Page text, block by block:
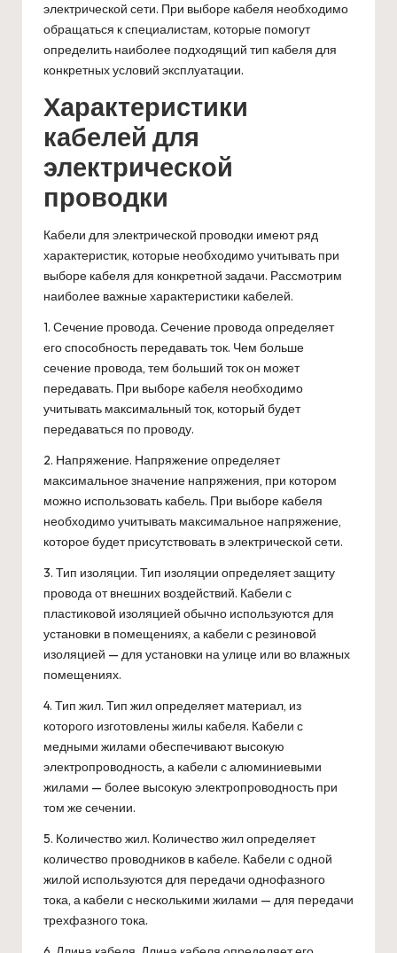
электрической сети. При выборе кабеля необходимо
обращаться к специалистам, которые помогут
определить наиболее подходящий тип кабеля для
конкретных условий эксплуатации.
Характеристики
кабелей для
электрической
проводки
Кабели для электрической проводки имеют ряд
характеристик, которые необходимо учитывать при
выборе кабеля для конкретной задачи. Рассмотрим
наиболее важные характеристики кабелей.
1. Сечение провода. Сечение провода определяет
его способность передавать ток. Чем больше
сечение провода, тем больший ток он может
передавать. При выборе кабеля необходимо
учитывать максимальный ток, который будет
передаваться по проводу.
2. Напряжение. Напряжение определяет
максимальное значение напряжения, при котором
можно использовать кабель. При выборе кабеля
необходимо учитывать максимальное напряжение,
которое будет присутствовать в электрической сети.
3. Тип изоляции. Тип изоляции определяет защиту
провода от внешних воздействий. Кабели с
пластиковой изоляцией обычно используются для
установки в помещениях, а кабели с резиновой
изоляцией — для установки на улице или во влажных
помещениях.
4. Тип жил. Тип жил определяет материал, из
которого изготовлены жилы кабеля. Кабели с
медными жилами обеспечивают высокую
электропроводность, а кабели с алюминиевыми
жилами — более высокую электропроводность при
том же сечении.
5. Количество жил. Количество жил определяет
количество проводников в кабеле. Кабели с одной
жилой используются для передачи однофазного
тока, а кабели с несколькими жилами — для передачи
трехфазного тока.